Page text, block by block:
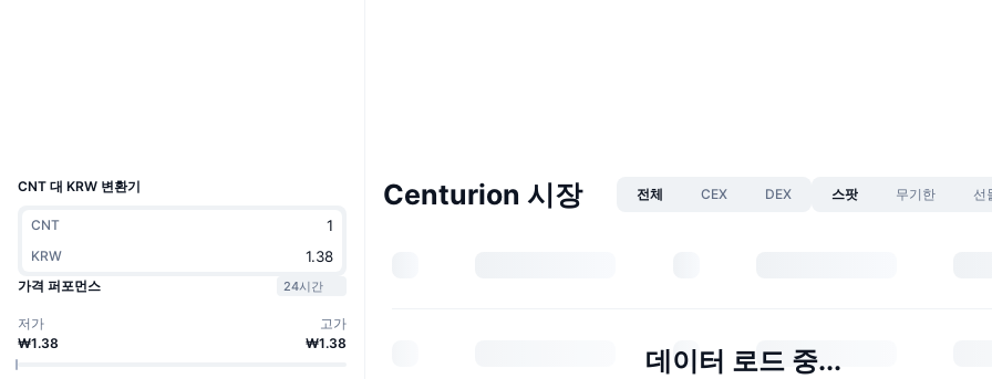
CNT 대 KRW 변환기
CNT
KRW
가격 퍼포먼스
24시간
저가
₩1.38
고가
₩1.38
Centurion 시장 전체 CEX DEX 스팟 무기한 선
데이터 로드 중...